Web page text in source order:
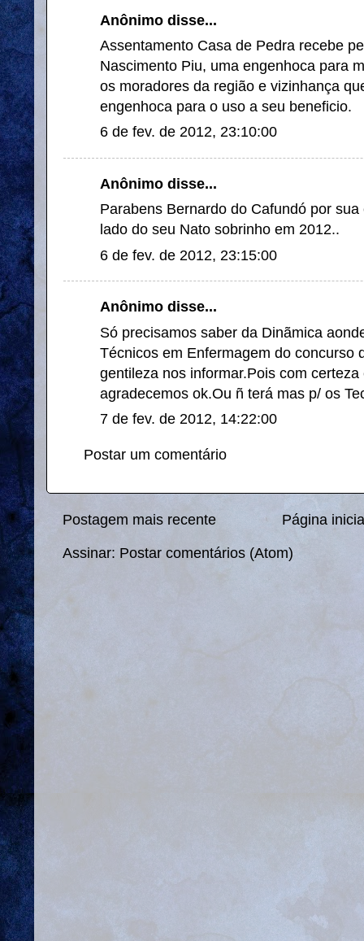
Anônimo disse...
Assentamento Casa de Pedra recebe
Nascimento Piu, uma engenhoca para
os moradores da região e vizinhança
engenhoca para o uso a seu beneficio.
6 de fev. de 2012, 23:10:00
Anônimo disse...
Parabens Bernardo do Cafundó por
lado do seu Nato sobrinho em 2012..
6 de fev. de 2012, 23:15:00
Anônimo disse...
Só precisamos saber da Dinãmica
Técnicos em Enfermagem do concurso
gentileza nos informar.Pois com
agradecemos ok.Ou ñ terá mas p/ os
7 de fev. de 2012, 14:22:00
Postar um comentário
Postagem mais recente Página
Assinar: Postar comentários (Atom)